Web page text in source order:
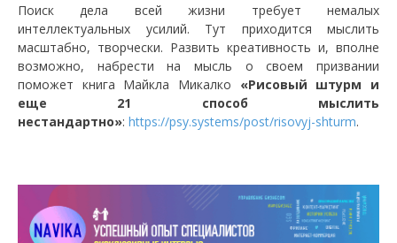
Поиск дела всей жизни требует немалых
интеллектуальных усилий. Тут приходится мыслить
масштабно, творчески. Развить креативность и, вполне
возможно, набрести на мысль о своем призвании
поможет книга Майкла Микалко «Рисовый штурм и
еще 21 способ мыслить
нестандартно»: https://psy.systems/post/risovyj-shturm.